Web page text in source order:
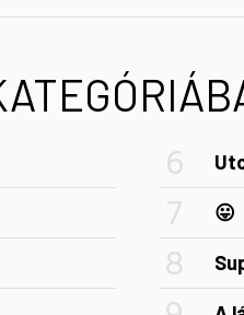
😛